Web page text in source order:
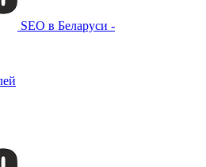
SEO в Беларуси -